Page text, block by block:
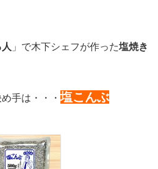
」で木下シェフが作った塩焼き
手は・・・ 塩こんぶ